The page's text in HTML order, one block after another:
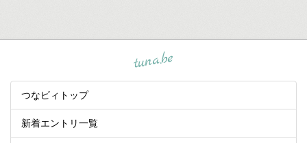
tuna.be
つなビィトップ
新着エントリ一覧